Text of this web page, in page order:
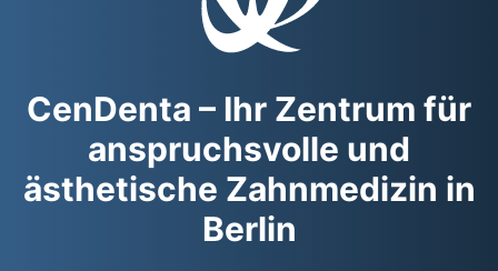
CenDenta – Ihr Zentrum für
anspruchsvolle und
ästhetische Zahnmedizin in
Berlin